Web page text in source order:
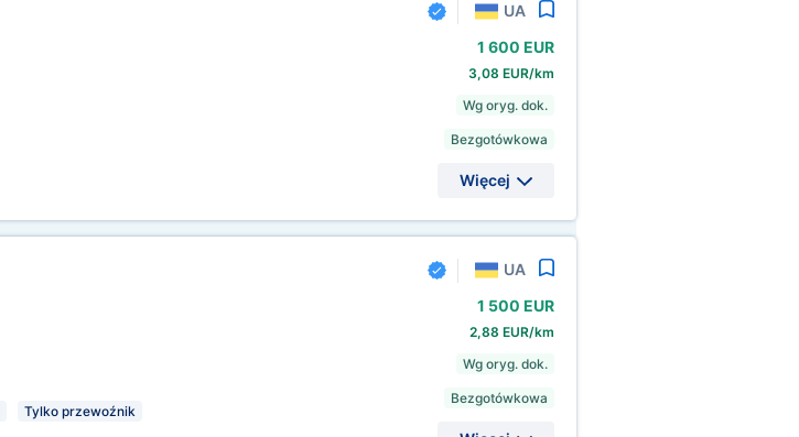
UA
1 600 EUR
3,08 EUR/km
Wg oryg. dok.
Bezgotówkowa
Więcej
UA
Tylko przewoźnik
1 500 EUR
2,88 EUR/km
Wg oryg. dok.
Bezgotówkowa